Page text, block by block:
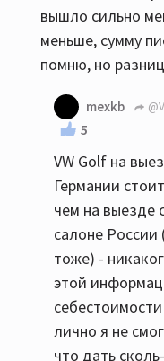
вышло сильно
меньше, сумму
помню, но
mexkb
5
VW Golf на
Германии
чем на выезде
салоне России
тоже) -
этой
лично я не
что дать